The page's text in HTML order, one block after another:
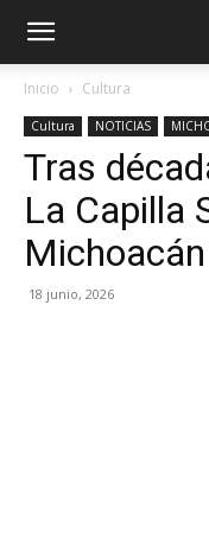
Inicio Cultura
Cultura NOTICIAS
Tras
La Capilla
18 junio, 2026